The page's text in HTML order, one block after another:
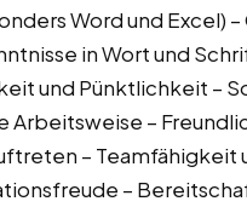
Word und Excel) –
in Wort und
und Pünktlichkeit –
Arbeitsweise –
– Teamfähigkeit
–